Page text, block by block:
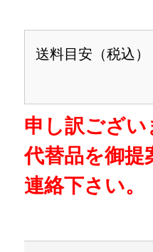
送料目安（税込）
申し訳ござ
代替品を御
連絡下さい